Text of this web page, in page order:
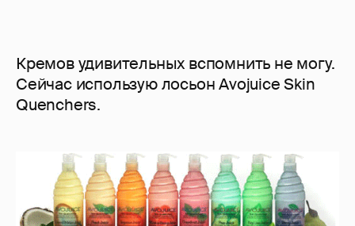
Кремов удивительных вспомнить не могу.
Сейчас использую лосьон Avojuice Skin
Quenchers.